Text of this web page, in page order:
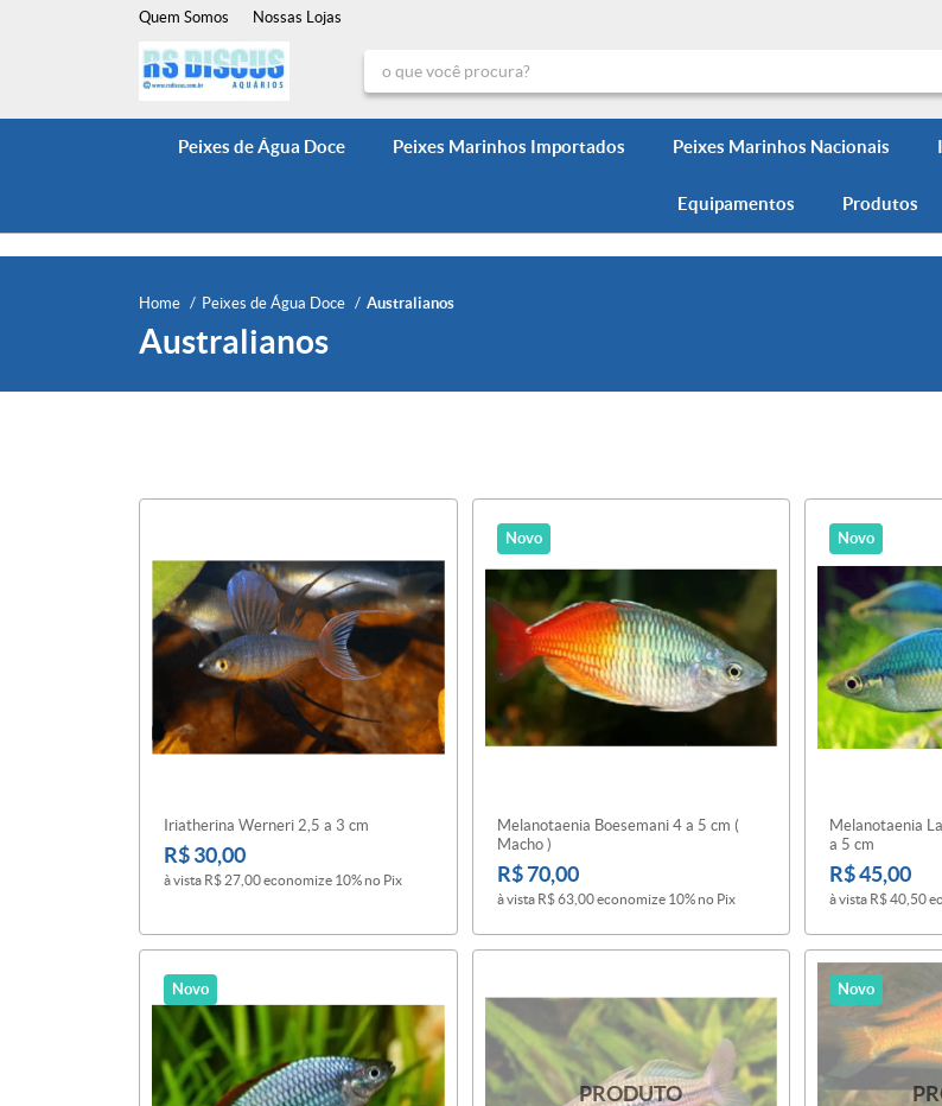
Quem Somos Nossas Lojas
Peixes de Água Doce Peixes Marinhos Importados Peixes Marinhos Nacionais
Equipamentos Produtos
Home Peixes de Água Doce Australianos
Australianos
Iriatherina Werneri 2,5 a 3 cm
R$ 30,00
à vista R$ 27,00economize 10% no Pix
Novo
Melanotaenia Boesemani 4 a 5 cm (
Macho )
R$ 70,00
à vista R$ 63,00economize 10% no Pix
Novo
Melanotaenia
a 5 cm
R$ 45,00
à vista R$ 40,50
Novo Novo